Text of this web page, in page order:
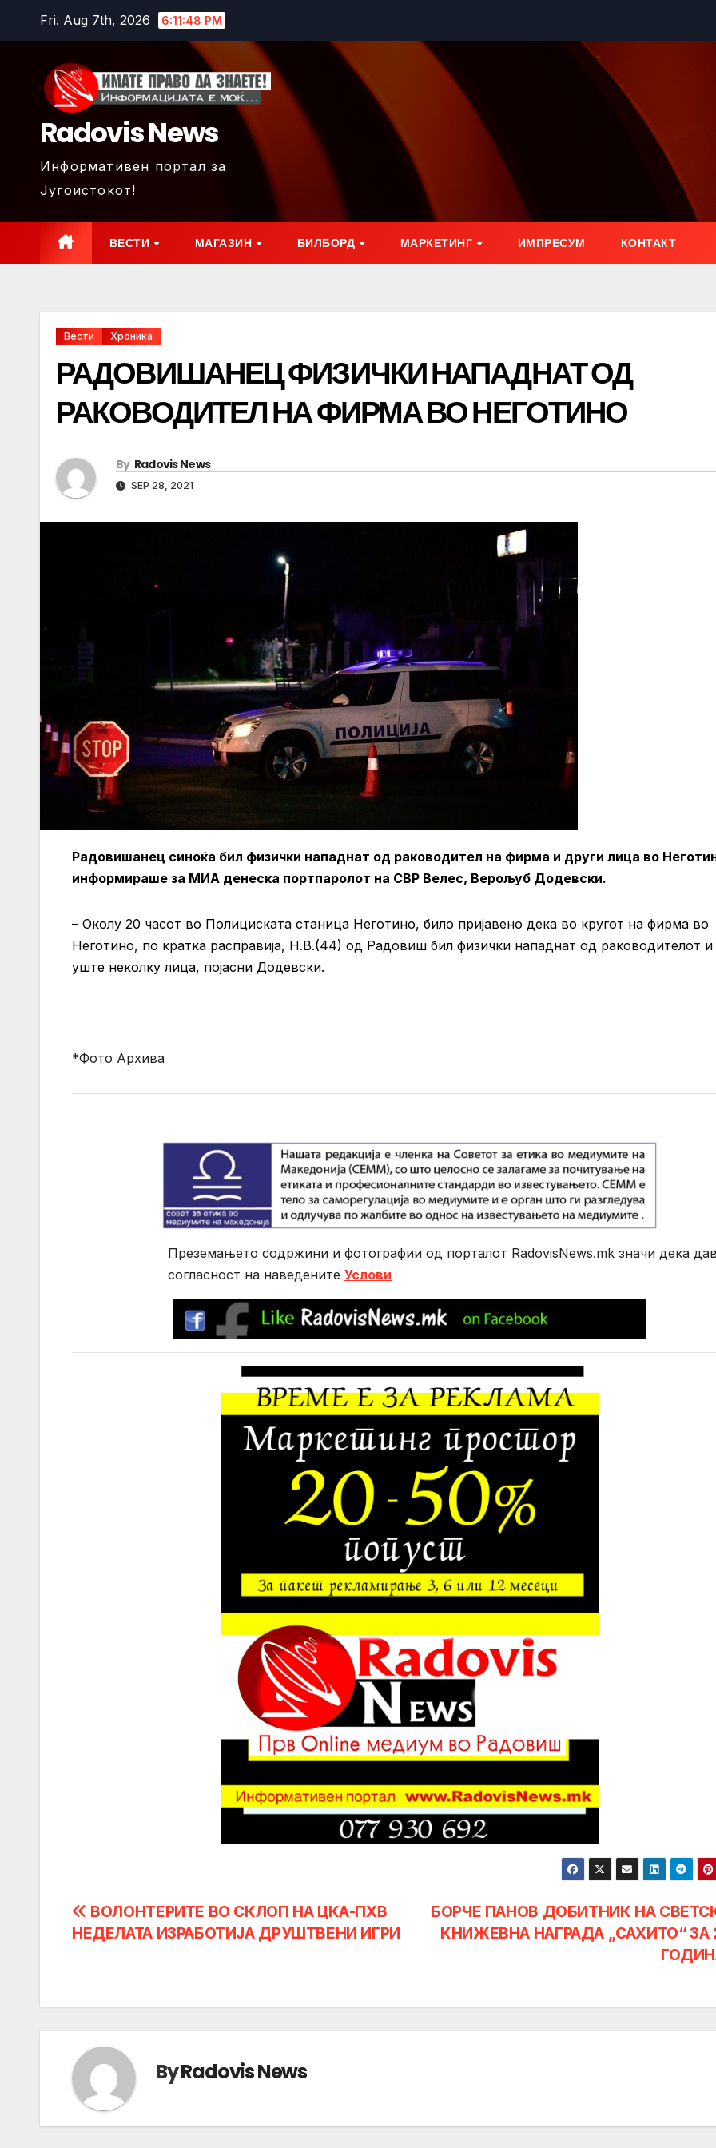
Fri. Aug 7th, 2026 6:11:50 PM
Radovis News
Информативен портал за
Југоистокот!
ВЕСТИ МАГАЗИН БИЛБОРД МАРКЕТИНГ ИМПРЕСУМ КОНТАКТ
Вести Хроника
РАДОВИШАНЕЦ ФИЗИЧКИ НАПАДНАТ ОД
РАКОВОДИТЕЛ НА ФИРМА ВО НЕГОТИНО
By Radovis News
SEP 28, 2021
Радовишанец синоќа бил физички нападнат од раководител на фирма и други лица во
информираше за МИА денеска портпаролот на СВР Велес, Верољуб Додевски.
– Околу 20 часот во Полициската станица Неготино, било пријавено дека во кругот на фирма во
Неготино, по кратка расправија, Н.В.(44) од Радовиш бил физички нападнат од раководителот и
уште неколку лица, појасни Додевски.
*Фото Архива
Преземањето содржини и фотографии од порталот RadovisNews.mk значи дека
согласност на нaведените Услови
Post
navigation
БОРЧЕ ПАНОВ ДОБИТНИК НА
КНИЖЕВНА НАГРАДА „САХИТО“ ЗА
ВОЛОНТЕРИТЕ ВО СКЛОП НА ЦКА-ПХВ
НЕДЕЛАТА ИЗРАБОТИЈА ДРУШТВЕНИ ИГРИ
ByRadovis News